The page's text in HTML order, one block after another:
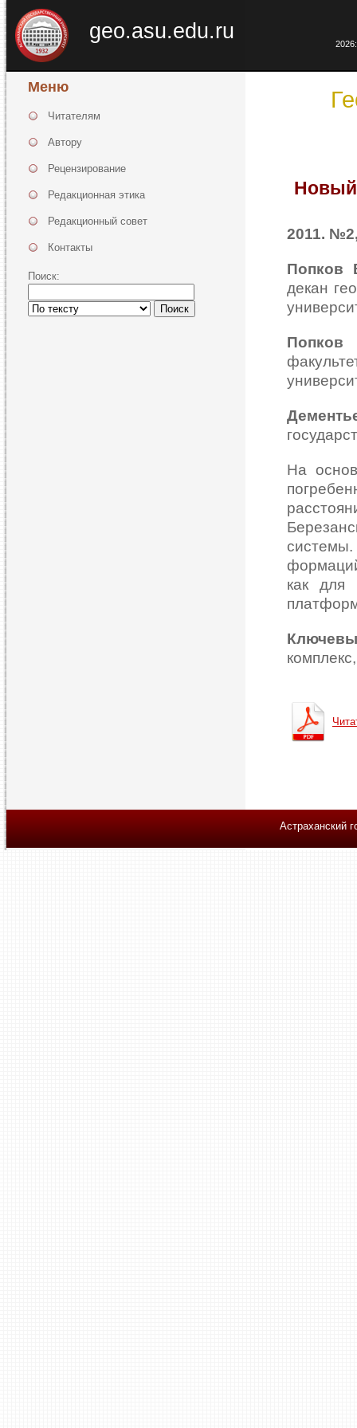
geo.asu.edu.ru
Меню
Читателям
Автору
Рецензирование
Редакционная этика
Редакционный совет
Контакты
Поиск:
Поиск
Новый
2011.
Попков
декан
На
как для
Астраханский